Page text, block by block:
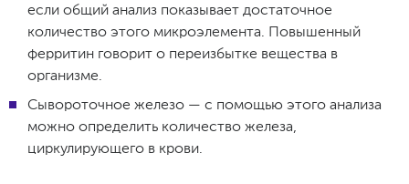
если общий анализ показывает достаточное
количество этого микроэлемента. Повышенный
ферритин говорит о переизбытке вещества в
организме.
Сывороточное железо — с помощью этого анализа
можно определить количество железа,
циркулирующего в крови.